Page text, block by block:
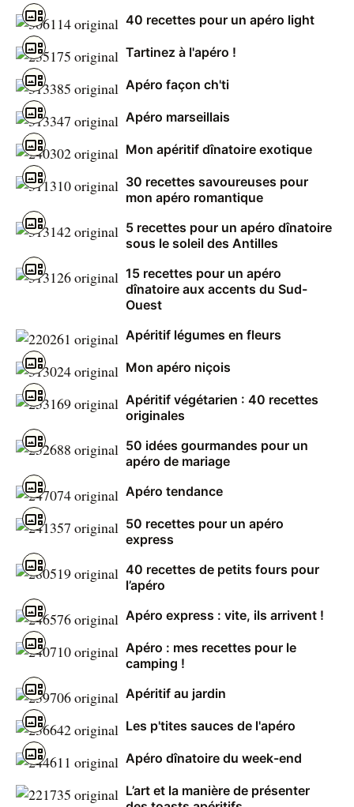
40 recettes pour un apéro light
Tartinez à l'apéro !
Apéro façon ch'ti
Apéro marseillais
Mon apéritif dînatoire exotique
30 recettes savoureuses pour
mon apéro romantique
5 recettes pour un apéro dînatoire
sous le soleil des Antilles
15 recettes pour un apéro
dînatoire aux accents du Sud-
Ouest
Apéritif légumes en fleurs
Mon apéro niçois
Apéritif végétarien : 40 recettes
originales
50 idées gourmandes pour un
apéro de mariage
Apéro tendance
50 recettes pour un apéro
express
40 recettes de petits fours pour
l’apéro
Apéro express : vite, ils arrivent !
Apéro : mes recettes pour le
camping !
Apéritif au jardin
Les p'tites sauces de l'apéro
Apéro dînatoire du week-end
L’art et la manière de présenter